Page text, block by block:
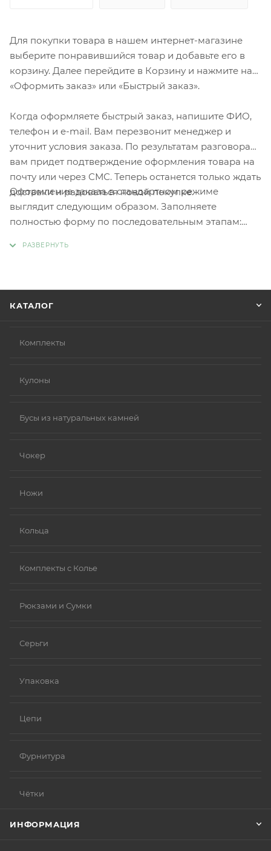
Для покупки товара в нашем интернет-магазине
выберите понравившийся товар и добавьте его в
корзину. Далее перейдите в Корзину и нажмите на
«Оформить заказ» или «Быстрый заказ».
Когда оформляете быстрый заказ, напишите ФИО,
телефон и e-mail. Вам перезвонит менеджер и
уточнит условия заказа. По результатам разговора
вам придет подтверждение оформления товара на
почту или через СМС. Теперь останется только ждать
доставки и радоваться новой покупке.
Оформление заказа в стандартном режиме
выглядит следующим образом. Заполняете
полностью форму по последовательным этапам:
КАТАЛОГ
Комплекты
Кулоны
Бусы из натуральных камней
Чокер
Ножи
Кольца
Комплекты с Колье
Рюкзами и Сумки
Серьги
Упаковка
Цепи
Фурнитура
Чётки
ИНФОРМАЦИЯ